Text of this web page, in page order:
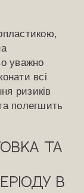
уважно
всі
ризиків
полегшить
та
в